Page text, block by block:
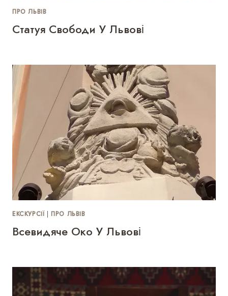
ПРО ЛЬВІВ
Статуя Свободи У Львові
ЕКСКУРСІЇ |ПРО ЛЬВІВ
Всевидяче Око У Львові